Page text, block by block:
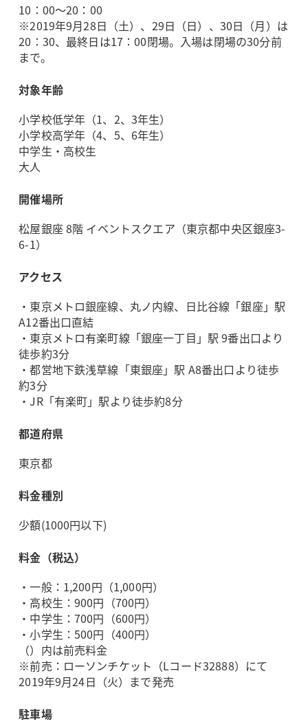
10：00～20：00
※2019年9月28日（土）、29日（日）、30日（月）は
20：30、最終日は17：00閉場。入場は閉場の30分前
まで。
対象年齢
小学校低学年（1、2、3年生）
小学校高学年（4、5、6年生）
中学生・高校生
大人
開催場所
松屋銀座 8階 イベントスクエア（東京都中央区銀座3-
6-1）
アクセス
・東京メトロ銀座線、丸ノ内線、日比谷線「銀座」駅
A12番出口直結
・東京メトロ有楽町線「銀座一丁目」駅 9番出口より
徒歩約3分
・都営地下鉄浅草線「東銀座」駅 A8番出口より徒歩
約3分
・JR「有楽町」駅より徒歩約8分
都道府県
東京都
料金種別
少額(1000円以下)
料金（税込）
・一般：1,200円（1,000円）
・高校生：900円（700円）
・中学生：700円（600円）
・小学生：500円（400円）
（）内は前売料金
※前売：ローソンチケット（Lコード32888）にて
2019年9月24日（火）まで発売
駐車場